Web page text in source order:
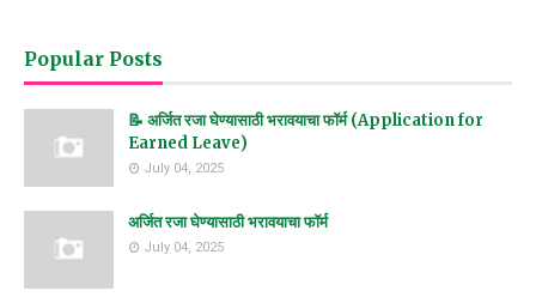
Popular Posts
📝 अर्जित रजा घेण्यासाठी भरावयाचा फॉर्म (Application for
Earned Leave)
July 04, 2025
अर्जित रजा घेण्यासाठी भरावयाचा फॉर्म
July 04, 2025